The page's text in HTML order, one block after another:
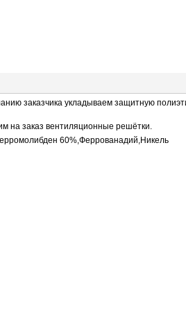
заказчика укладываем защитную
на заказ вентиляционные решётки.
60%,Феррованадий,Никель